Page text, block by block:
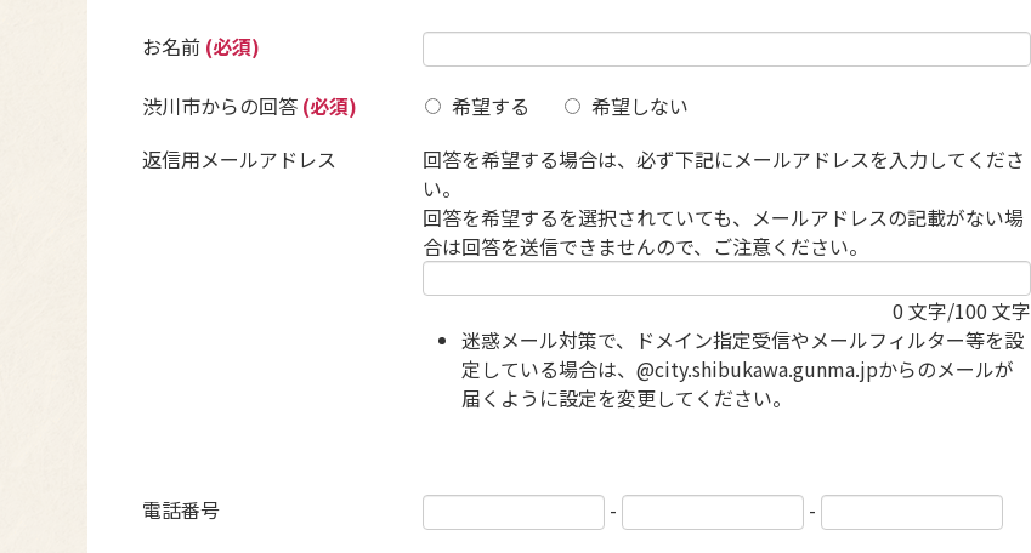
お名前 (必須)
渋川市からの回答 (必須) 希望する
希望しない
返信用メールアドレス
回答を希望する場合は、必ず下記にメールアドレスを入力してくださ
い。
回答を希望するを選択されていても、メールアドレスの記載がない場
合は回答を送信できませんので、ご注意ください。
0 文字/100 文字
迷惑メール対策で、ドメイン指定受信やメールフィルター等を設
定している場合は、@city.shibukawa.gunma.jpからのメールが
届くように設定を変更してください。
電話番号 - -